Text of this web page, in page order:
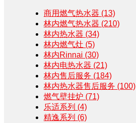
商用燃气热水器 (13)
林内燃气热水器 (210)
林内热水器 (34)
林内燃气灶 (5)
林内Rinnai (30)
林内电热水器 (21)
林内售后服务 (184)
林内热水器售后服务 (100)
燃气壁挂炉 (71)
乐适系列 (4)
精逸系列 (6)